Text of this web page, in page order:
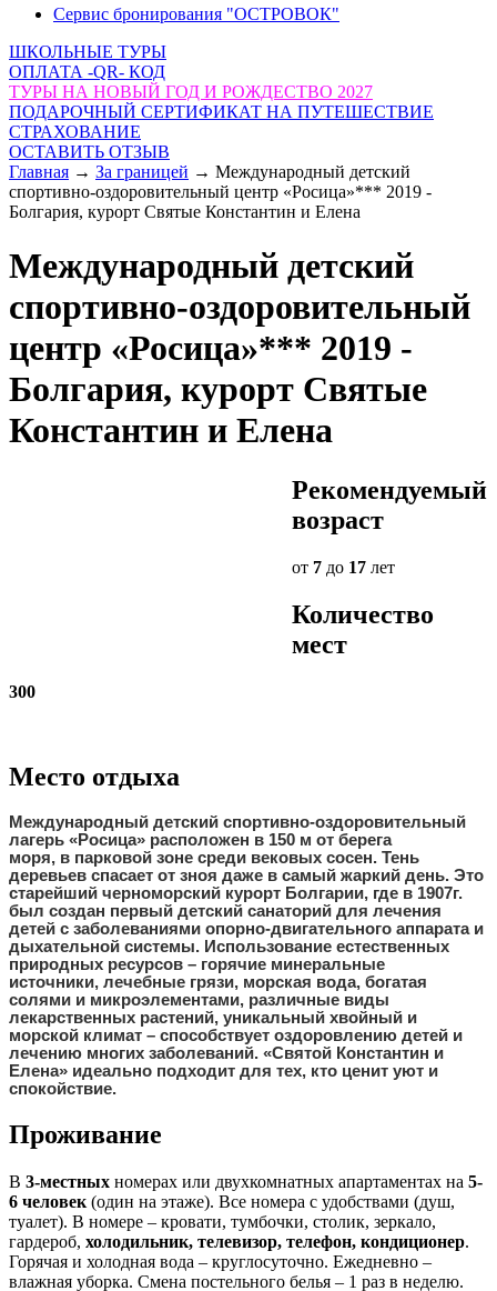
Сервис бронирования "ОСТРОВОК"
ШКОЛЬНЫЕ ТУРЫ
ОПЛАТА -QR- КОД
ТУРЫ НА НОВЫЙ ГОД И РОЖДЕСТВО 2027
ПОДАРОЧНЫЙ СЕРТИФИКАТ НА ПУТЕШЕСТВИЕ
СТРАХОВАНИЕ
ОСТАВИТЬ ОТЗЫВ
Главная → За границей → Международный детский
спортивно-оздоровительный центр «Росица»*** 2019 -
Болгария, курорт Святые Константин и Елена
Международный детский
спортивно-оздоровительный
центр «Росица»*** 2019 -
Болгария, курорт Святые
Константин и Елена
Рекомендуемый
возраст
от 7 до 17 лет
Количество
мест
300
Место отдыха
Международный детский спортивно-оздоровительный
лагерь «Росица» расположен в 150 м от берега
моря, в парковой зоне среди вековых сосен. Тень
деревьев спасает от зноя даже в самый жаркий день. Это
старейший черноморский курорт Болгарии, где в 1907г.
был создан первый детский санаторий для лечения
детей с заболеваниями опорно-двигательного аппарата и
дыхательной системы. Использование естественных
природных ресурсов – горячие минеральные
источники, лечебные грязи, морская вода, богатая
солями и микроэлементами, различные виды
лекарственных растений, уникальный хвойный и
морской климат – способствует оздоровлению детей и
лечению многих заболеваний. «Святой Константин и
Елена» идеально подходит для тех, кто ценит уют и
спокойствие.
Проживание
В 3-местных номерах или двухкомнатных апартаментах на 5-
6 человек (один на этаже). Все номера с удобствами (душ,
туалет). В номере – кровати, тумбочки, столик, зеркало,
гардероб, холодильник, телевизор, телефон, кондиционер.
Горячая и холодная вода – круглосуточно. Ежедневно –
влажная уборка. Смена постельного белья – 1 раз в неделю.